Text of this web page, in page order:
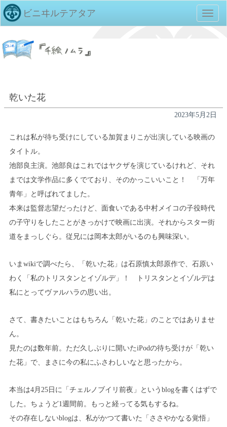
ビニヰルテアタア
乾いた花
2023年5月2日
これは私が待ち受けにしている加賀まりこが出演している映画の
タイトル。
池部良主演。池部良はこれではヤクザを演じているけれど、それ
までは文学作品に多くでており、そのかっこいいこと！ 「万年
青年」と呼ばれてました。
本来は監督志望だったけど、面食いである中村メイコの子役時代
の子守りをしたことがきっかけで映画に出演。それからスター街
道をまっしぐら。従兄には岡本太郎がいるのも興味深い。
いまwikiで調べたら、「乾いた花」は石原慎太郎原作で、石原い
わく「私のトリスタンとイゾルデ」！ トリスタンとイゾルデは
私にとってヴァルハラの思い出。
さて、書きたいことはもちろん「乾いた花」のことではありませ
ん。
見たのは数年前。ただ久しぶりに開いたiPodの待ち受けが「乾い
た花」で、まさに今の私にふさわしいなと思ったから。
本当は4月25日に「チェルノブイリ前夜」というblogを書くはずで
した。ちょうど1週間前。もっと経ってる気もするね。
その存在しないblogは、私がかつて書いた「ささやかなる覚悟」